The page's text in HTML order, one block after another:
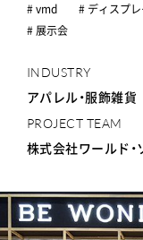
# vmd # ディスプ
# 展示会
INDUSTRY
アパレル・服飾雑貨
PROJECT TEAM
株式会社ワールド